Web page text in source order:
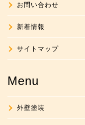
お問い合わせ
新着情報
サイトマップ
Menu
外壁塗装